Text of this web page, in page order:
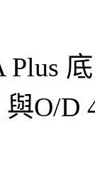
Plus
與O/